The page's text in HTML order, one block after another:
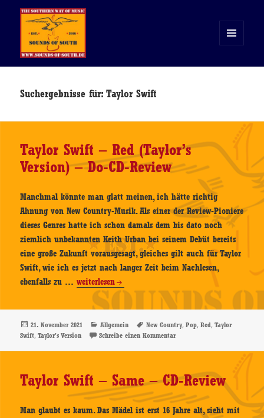
WIDGETS
Suchergebnisse für: Taylor Swift
Taylor Swift – Red (Taylor’s
Version) – Do-CD-Review
Manchmal könnte man glatt meinen, ich hätte richtig
Ahnung von New Country-Musik. Als einer der Review-Pioniere
dieses Genres hatte ich schon damals dem bis dato noch
ziemlich unbekannten Keith Urban bei seinem Debüt bereits
eine große Zukunft vorausgesagt, gleiches gilt auch für Taylor
Swift, wie ich es jetzt nach langer Zeit beim Nachlesen,
ebenfalls zu …Taylor
Swift
–
Red
(Taylor’s
Version)
Do-
CD-
Review
weiterlesen
Veröffentlicht
am
21. November 2021 Kategorien
Allgemein Schlagwörter
New Country,Pop,Red,Taylor
Swift,Taylor's Version Schreibe einen Kommentarzu Taylor Swift – Red
Taylor Swift – Same – CD-Review
Man glaubt es kaum. Das Mädel ist erst 16 Jahre alt, sieht mit